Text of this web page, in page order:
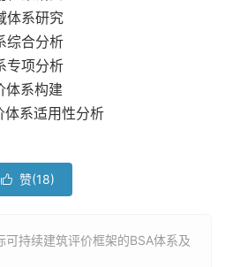
体系研究
综合分析
专项分析
体系构建
体系适用性分析
 赞(18)
持续建筑评价框架的BSA体系及